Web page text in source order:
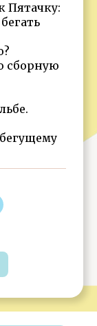
Пятачку:
сборную